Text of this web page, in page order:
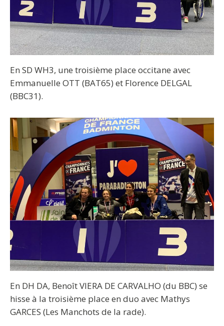
En SD WH3, une troisième place occitane avec
Emmanuelle OTT (BAT65) et Florence DELGAL
(BBC31).
En DH DA, Benoît VIERA DE CARVALHO (du BBC) se
hisse à la troisième place en duo avec Mathys
GARCES (Les Manchots de la rade).